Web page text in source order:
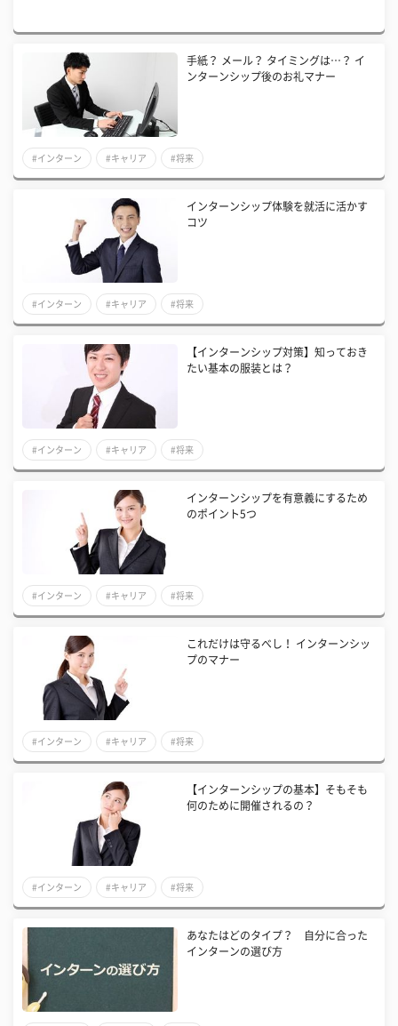
手紙？ メール？ タイミングは…？ イ
ンターンシップ後のお礼マナー
#インターン #キャリア #将来
インターンシップ体験を就活に活かす
コツ
#インターン #キャリア #将来
【インターンシップ対策】知っておき
たい基本の服装とは？
#インターン #キャリア #将来
インターンシップを有意義にするため
のポイント5つ
#インターン #キャリア #将来
これだけは守るべし！ インターンシッ
プのマナー
#インターン #キャリア #将来
【インターンシップの基本】そもそも
何のために開催されるの？
#インターン #キャリア #将来
あなたはどのタイプ？ 自分に合った
インターンの選び方